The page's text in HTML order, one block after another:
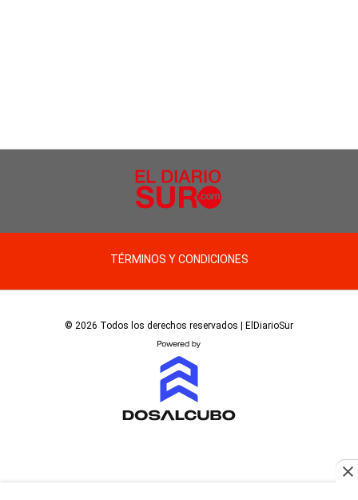
TÉRMINOS Y CONDICIONES
© 2026 Todos los derechos reservados | ElDiarioSur